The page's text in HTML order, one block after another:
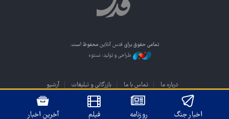
تمامی حقوق برای قدس آنلاین محفوظ است.
طراحی و تولید: نستوه
درباره ما تماس با ما بازرگانی و تبلیغات آرشیو
اخبار جنگ روزنامه فیلم آخرین اخبار